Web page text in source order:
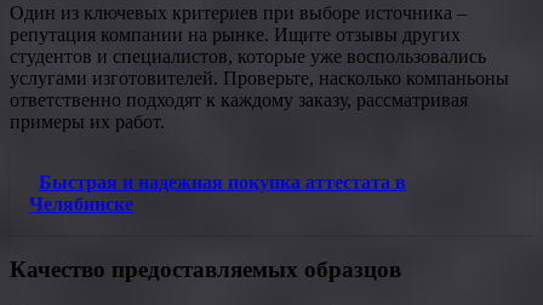
Один из ключевых критериев при выборе источника –
репутация компании на рынке. Ищите отзывы других
студентов и специалистов, которые уже воспользовались
услугами изготовителей. Проверьте, насколько компаньоны
ответственно подходят к каждому заказу, рассматривая
примеры их работ.
Быстрая и надежная покупка аттестата в
Челябинске
Качество предоставляемых образцов